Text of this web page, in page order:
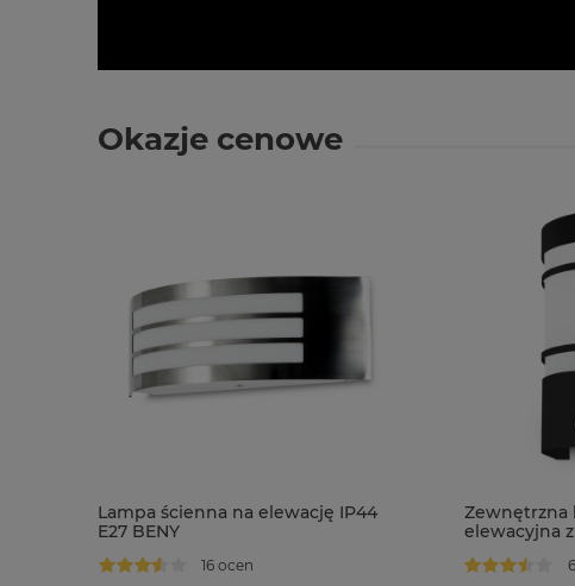
Okazje cenowe
Lampa ścienna na elewację IP44
E27 BENY
16 ocen
Zewnętrzna
elewacyjna